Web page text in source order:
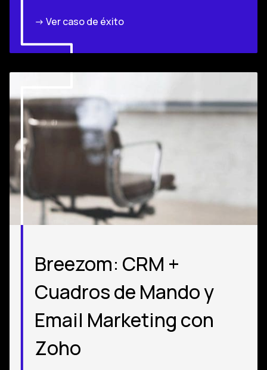
-> Ver caso de éxito
Breezom: CRM +
Cuadros de Mando y
Email Marketing con
Zoho